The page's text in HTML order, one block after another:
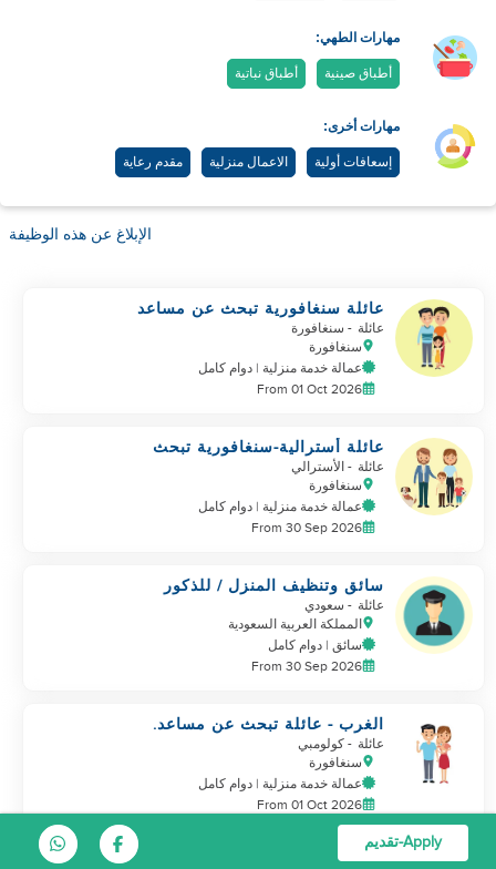
مهارات الطهي:
أطباق صينية أطباق نباتية
مهارات أخرى:
إسعافات أولية الاعمال منزلية مقدم رعاية
الإبلاغ عن هذه الوظيفة
عائلة سنغافورية تبحث عن مساعد
عائلة - سنغافورة
سنغافورة
عمالة خدمة منزلية | دوام كامل
From 01 Oct 2026
عائلة أسترالية-سنغافورية تبحث
عن مساعد للانضمام
عائلة - الأسترالي
سنغافورة
عمالة خدمة منزلية | دوام كامل
From 30 Sep 2026
سائق وتنظيف المنزل / للذكور
فقط
عائلة - سعودي
المملكة العربية السعودية
سائق | دوام كامل
From 30 Sep 2026
الغرب - عائلة تبحث عن مساعد.
تعيش في
عائلة - كولومبي
سنغافورة
عمالة خدمة منزلية | دوام كامل
From 01 Oct 2026
Apply-تقديم